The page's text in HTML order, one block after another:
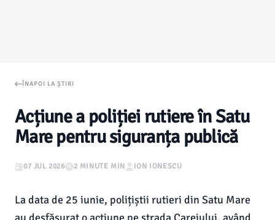
ÎNAPOI LA ȘTIRI
Acțiune a poliției rutiere în Satu
Mare pentru siguranța publică
07 JUL 2026 2 MINUTE MIN ION IONESCU
La data de 25 iunie, polițiștii rutieri din Satu Mare